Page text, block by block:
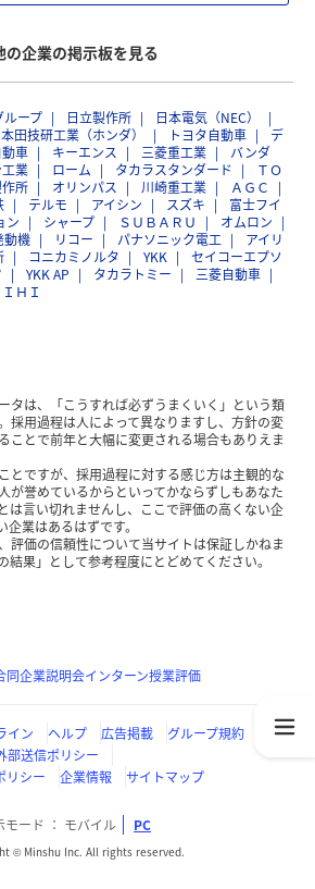
企業の掲示板を見る
ループ 日立製作所
日本電気（NEC）
本田技研工業（ホンダ） トヨタ自動車
デ
車 キーエンス 三菱重工業
バンダ
業 ローム タカラスタンダード
ＴＯ
所 オリンパス 川崎重工業
ＡＧＣ
テルモ アイシン スズキ
富士フイ
ン
シャープ ＳＵＢＡＲＵ
オムロン
動機 リコー パナソニック電工
アイリ
コニカミノルタ YKK
セイコーエプソ
YKK AP タカラトミー
三菱自動車
ＩＨＩ
タは、「こうすれば必ずうまくいく」という類
採用過程は人によって異なりますし、方針の変
ことで前年と大幅に変更される場合もありえま
とですが、採用過程に対する感じ方は主観的な
が誉めているからといってかならずしもあなた
は言い切れませんし、ここで評価の高くない企
業はあるはずです。
評価の信頼性について当サイトは保証しかねま
結果」として参考程度にとどめてください。
同企業説明会インターン授業評価
イン ヘルプ 広告掲載
グループ規約
部送信ポリシー
リシー
企業情報 サイトマップ
モード モバイル PC
© Minshu Inc. All rights reserved.